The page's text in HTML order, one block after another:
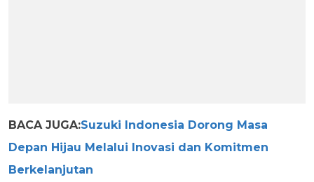
BACA JUGA:Suzuki Indonesia Dorong Masa
Depan Hijau Melalui Inovasi dan Komitmen
Berkelanjutan